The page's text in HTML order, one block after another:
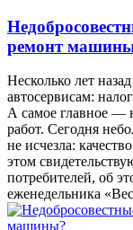
ремонт
Несколько лет
автосервисам:
А самое главное —
работ. Сегодня
не исчезла:
этом
потребителей, об
еженедельника